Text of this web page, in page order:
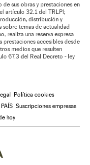
de sus obras y prestaciones en
artículo 32.1 del TRLPI;
distribución y
temas de actualidad
realiza una reserva expresa
prestaciones accesibles desde
medios que resulten
67.3 del Real Decreto - ley
Política cookies
Suscripciones empresas
hoy